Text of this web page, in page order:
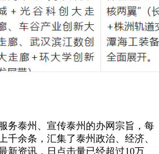
务泰州、宣传泰州的办网宗旨，每
千余条，汇集了泰州政治、经济、
新资讯，日点击量已经超过10万